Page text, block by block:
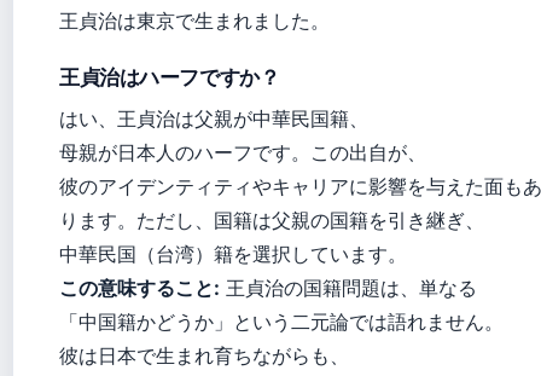
王貞治は東京で生まれました。
王貞治はハーフですか？
はい、王貞治は父親が中華民国籍、
母親が日本人のハーフです。この出自が、
彼のアイデンティティやキャリアに影響を与えた面もあ
ります。ただし、国籍は父親の国籍を引き継ぎ、
中華民国（台湾）籍を選択しています。
この意味すること: 王貞治の国籍問題は、単なる
「中国籍かどうか」という二元論では語れません。
彼は日本で生まれ育ちながらも、